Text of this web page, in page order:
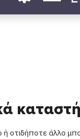
οτιδήποτε άλλο